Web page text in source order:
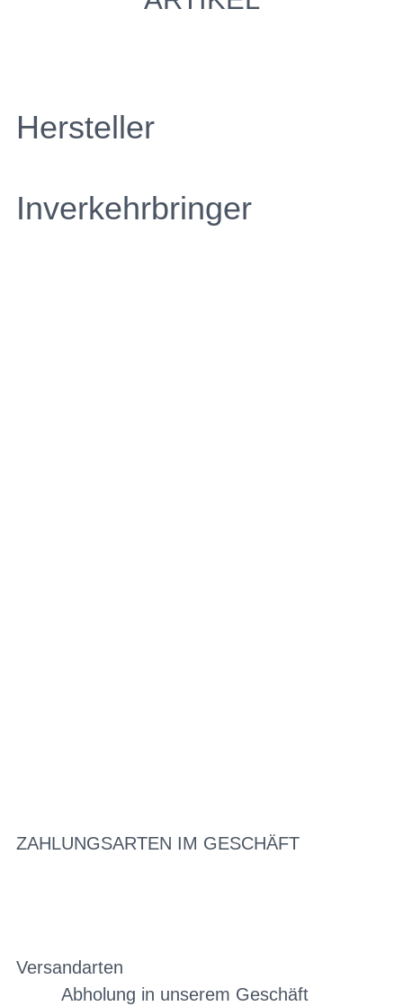
Hersteller
Inverkehrbringer
ZAHLUNGSARTEN IM GESCHÄFT
Versandarten
Abholung in unserem Geschäft